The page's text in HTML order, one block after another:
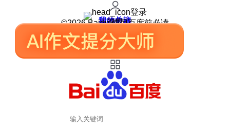
登录
我的关注
我的收藏
皮肤中心
用户反馈
设置
©2026 Baidu 使用百度前必读